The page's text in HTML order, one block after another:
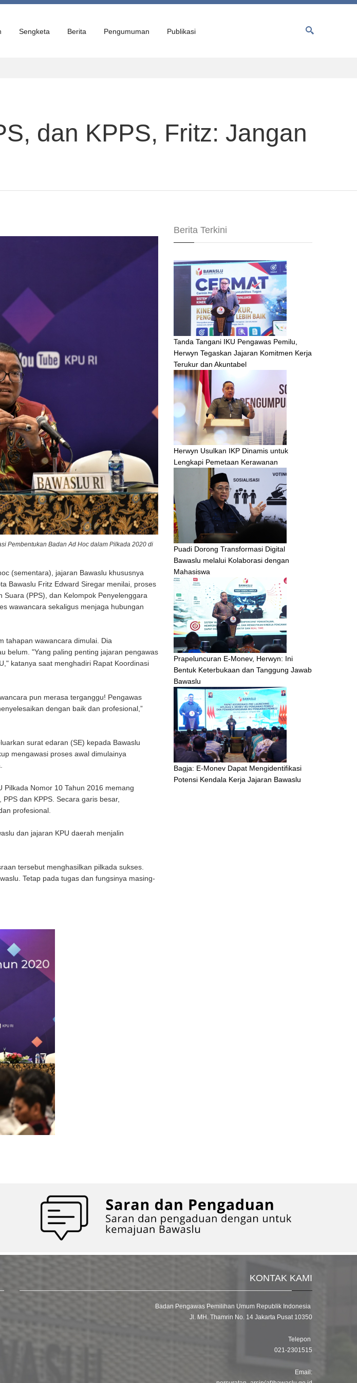
Sengketa Berita Pengumuman Publikasi
dan KPPS, Fritz: Jangan
Pembentukan Badan Ad Hoc dalam Pilkada 2020 di
(sementara), jajaran Bawaslu khususnya
Bawaslu Fritz Edward Siregar menilai, proses
(PPS), dan Kelompok Penyelenggara
wawancara sekaligus menjaga hubungan
tahapan wawancara dimulai. Dia
belum. "Yang paling penting jajaran pengawas
katanya saat menghadiri Rapat Koordinasi
pun merasa terganggu! Pengawas
dengan baik dan profesional,”
surat edaran (SE) kepada Bawaslu
mengawasi proses awal dimulainya
Nomor 10 Tahun 2016 memang
dan KPPS. Secara garis besar,
profesional.
dan jajaran KPU daerah menjalin
tersebut menghasilkan pilkada sukses.
Tetap pada tugas dan fungsinya masing-
Berita Terkini
Tanda Tangani IKU Pengawas Pemilu,
Herwyn Tegaskan Jajaran Komitmen Kerja
Terukur dan Akuntabel
Herwyn Usulkan IKP Dinamis untuk
Lengkapi Pemetaan Kerawanan
Puadi Dorong Transformasi Digital
Bawaslu melalui Kolaborasi dengan
Mahasiswa
Prapeluncuran E-Monev, Herwyn: Ini
Bentuk Keterbukaan dan Tanggung Jawab
Bawaslu
Bagja: E-Monev Dapat Mengidentifikasi
Potensi Kendala Kerja Jajaran Bawaslu
KONTAK KAMI
Badan Pengawas Pemilihan Umum Republik Indonesia
Jl. MH. Thamrin No. 14 Jakarta Pusat 10350
Telepon
021-2301515
Email: